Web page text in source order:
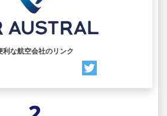
利な航空会社のリンク